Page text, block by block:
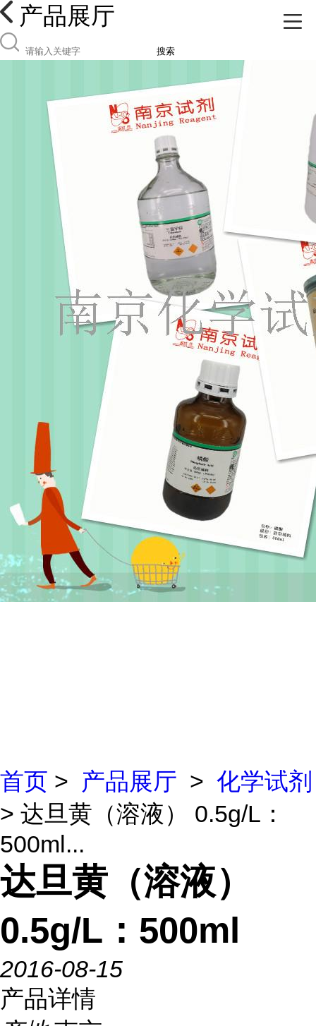
产品展厅
搜索
首页 > 产品展厅 > 化学试剂
> 达旦黄（溶液） 0.5g/L：
500ml...
达旦黄（溶液）
0.5g/L：500ml
2016-08-15
产品详情